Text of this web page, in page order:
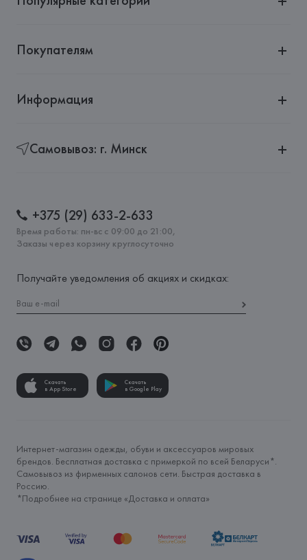
Покупателям
Информация
Самовывоз: г. Минск
+375 (29) 633-2-633
Время работы: пн-вс с 09:00 до 21:00,
Заказы через корзину круглосуточно
Получайте уведомления об акциях и скидках:
Скачать
в App Store
Скачать
в Google Play
Интернет-магазин одежды, обуви и аксессуаров мировых
брендов. Бесплатная доставка с примеркой по всей Беларуси*.
Самовывоз из фирменных салонов сети. Быстрая доставка в
Россию.
*Подробнее на странице «Доставка и оплата»